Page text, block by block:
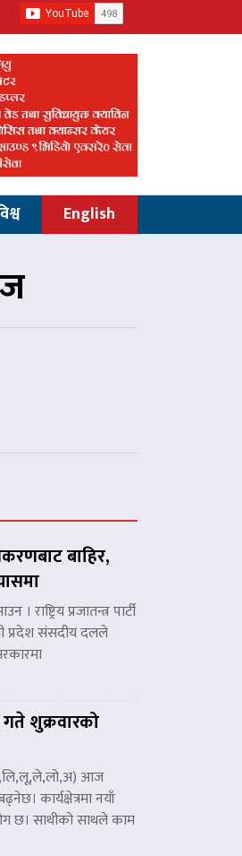
English
बाहिर,
। राष्ट्रिय प्रजातन्त्र पार्टी
प्रदेश संसदीय दलले
शुक्रवारको
आज
कार्यक्षेत्रमा नयाँ
छ। साथीको साथले काम